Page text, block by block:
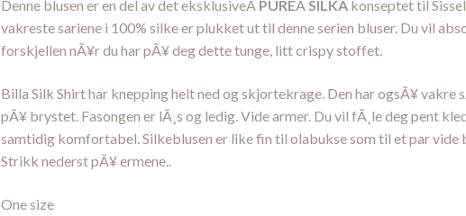
Denne blusen er en del av det eksklusiveÂ PUREÂSILKÂ konseptet til
vakreste sariene i 100% silke er plukket ut til denne serien bluser. Du vil
forskjellen nÃ¥r du har pÃ¥ deg dette tunge, litt crispy stoffet.
Billa Silk Shirt har knepping helt ned og skjortekrage. Den har ogsÃ¥ vakre
pÃ¥ brystet. Fasongen er lÃ¸s og ledig. Vide armer. Du vil fÃ¸le deg pent
samtidig komfortabel. Silkeblusen er like fin til olabukse som til et par vide
Strikk nederst pÃ¥ ermene..
One size